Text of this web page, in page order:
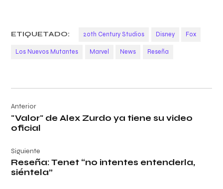
ETIQUETADO: 20th Century Studios Disney Fox
Los Nuevos Mutantes Marvel News Reseña
de
entradas
Anterior
"Valor" de Alex Zurdo ya tiene su video
oficial
Siguiente
Reseña: Tenet “no intentes entenderla,
siéntela”